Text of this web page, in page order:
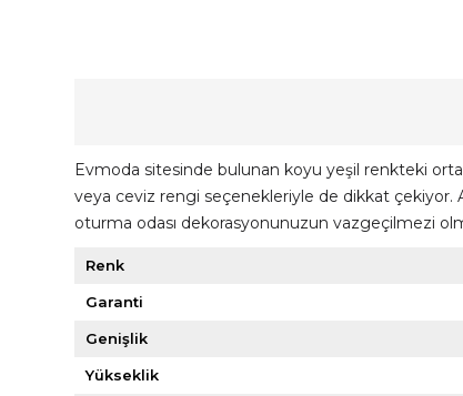
Evmoda sitesinde bulunan koyu yeşil renkteki orta
veya ceviz rengi seçenekleriyle de dikkat çekiyor.
oturma odası dekorasyonunuzun vazgeçilmezi
Renk
Garanti
Genişlik
Yükseklik